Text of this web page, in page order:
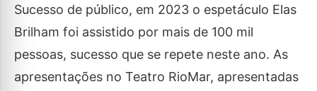
Sucesso de público, em 2023 o espetáculo Elas
Brilham foi assistido por mais de 100 mil
pessoas, sucesso que se repete neste ano. As
apresentações no Teatro RioMar, apresentadas